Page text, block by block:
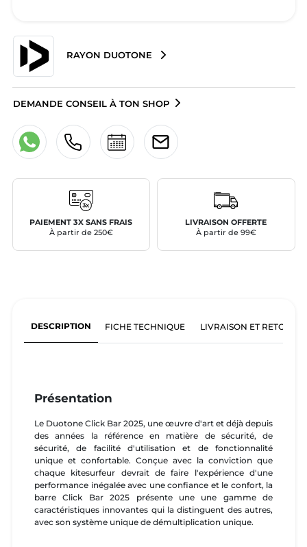
RAYON DUOTONE
DEMANDE CONSEIL À TON SHOP
PAIEMENT 3X SANS FRAIS
À partir de 250€
LIVRAISON OFFERTE
À partir de 99€
DESCRIPTION FICHE TECHNIQUE LIVRAISON ET RETOURS
Présentation
Le Duotone Click Bar 2025, une œuvre d'art et déjà depuis
des années la référence en matière de sécurité, de
sécurité, de facilité d'utilisation et de fonctionnalité
unique et confortable. Conçue avec la conviction que
chaque kitesurfeur devrait de faire l'expérience d'une
performance inégalée avec une confiance et le confort, la
barre Click Bar 2025 présente une une gamme de
caractéristiques innovantes qui la distinguent des autres,
avec son système unique de démultiplication unique.